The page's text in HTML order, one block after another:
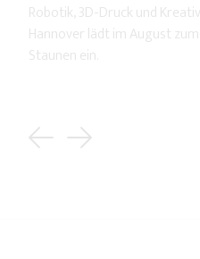
Robotik, 3D-Druck und
Hannover lädt im August
Staunen ein.
Previous